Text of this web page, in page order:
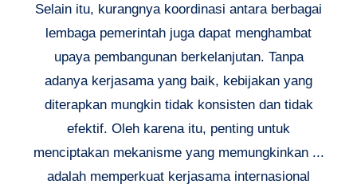
Selain itu, kurangnya koordinasi antara berbagai
lembaga pemerintah juga dapat menghambat
upaya pembangunan berkelanjutan. Tanpa
adanya kerjasama yang baik, kebijakan yang
diterapkan mungkin tidak konsisten dan tidak
efektif. Oleh karena itu, penting untuk
menciptakan mekanisme yang memungkinkan ...
adalah memperkuat kerjasama internasional